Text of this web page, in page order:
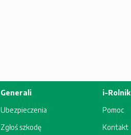
Generali
Ubezpieczenia
Zgłoś szkodę
i-Rolnik
Pomoc
Kontakt